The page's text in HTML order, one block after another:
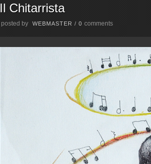
Il Chitarrista
posted by WEBMASTER / 0 comments